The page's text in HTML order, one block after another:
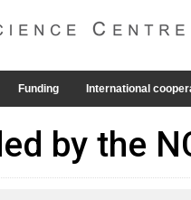
Funding International
by the